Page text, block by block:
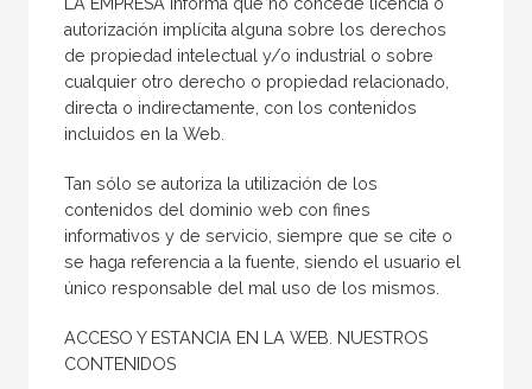
autorización implícita alguna sobre los derechos
de propiedad intelectual y/o industrial o sobre
cualquier otro derecho o propiedad relacionado,
directa o indirectamente, con los contenidos
incluidos en la Web.
Tan sólo se autoriza la utilización de los
contenidos del dominio web con fines
informativos y de servicio, siempre que se cite o
se haga referencia a la fuente, siendo el usuario el
único responsable del mal uso de los mismos.
ACCESO Y ESTANCIA EN LA WEB. NUESTROS
CONTENIDOS